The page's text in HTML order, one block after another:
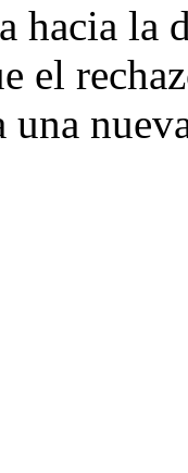
hacia
el
una